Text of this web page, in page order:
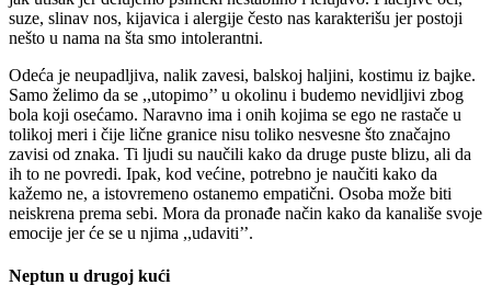
suze, slinav nos, kijavica i alergije često nas karakterišu jer postoji
nešto u nama na šta smo intolerantni.
Odeća je neupadljiva, nalik zavesi, balskoj haljini, kostimu iz bajke.
Samo želimo da se ,,utopimo’’ u okolinu i budemo nevidljivi zbog
bola koji osećamo. Naravno ima i onih kojima se ego ne rastače u
tolikoj meri i čije lične granice nisu toliko nesvesne što značajno
zavisi od znaka. Ti ljudi su naučili kako da druge puste blizu, ali da
ih to ne povredi. Ipak, kod većine, potrebno je naučiti kako da
kažemo ne, a istovremeno ostanemo empatični. Osoba može biti
neiskrena prema sebi. Mora da pronađe način kako da kanališe svoje
emocije jer će se u njima ,,udaviti’’.
Neptun u drugoj kući